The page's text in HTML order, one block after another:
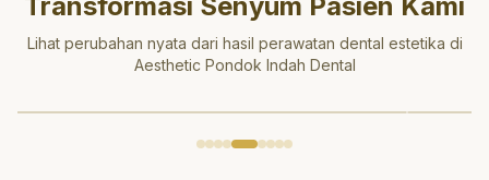
Lihat perubahan nyata dari hasil perawatan dental estetika di
Aesthetic Pondok Indah Dental